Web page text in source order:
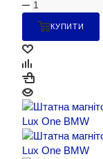
КУПИТИ